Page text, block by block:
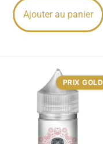
Ajouter au panier
PRIX GOLD